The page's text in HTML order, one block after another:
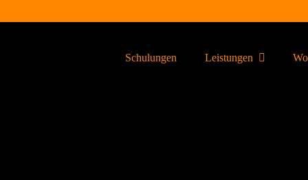
Schulungen Leistungen